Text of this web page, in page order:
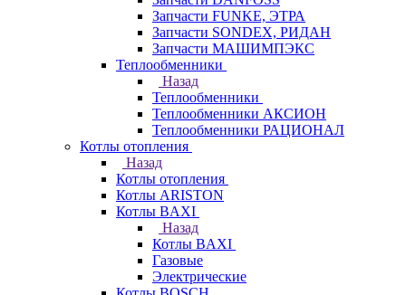
Запчасти FUNKE, ЭТРА
Запчасти SONDEX, РИДАН
Запчасти МАШИМПЭКС
Теплообменники
Назад
Теплообменники
Теплообменники АКСИОН
Теплообменники РАЦИОНАЛ
Котлы отопления
Назад
Котлы отопления
Котлы ARISTON
Котлы BAXI
Назад
Котлы BAXI
Газовые
Электрические